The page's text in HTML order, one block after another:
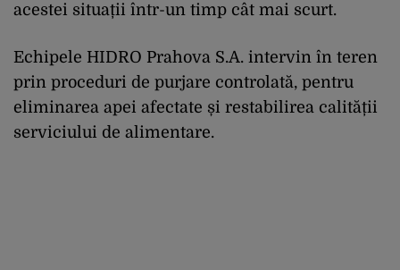
acestei situații într-un timp cât mai scurt.
Echipele HIDRO Prahova S.A. intervin în teren
prin proceduri de purjare controlată, pentru
eliminarea apei afectate și restabilirea calității
serviciului de alimentare.